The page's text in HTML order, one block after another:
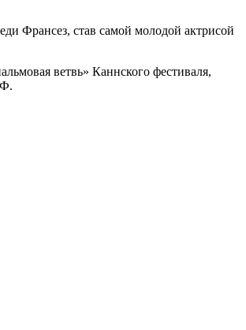
Франсез, став самой молодой актрисой
ветвь» Каннского фестиваля,